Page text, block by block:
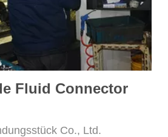
Fluid Connector
Co., Ltd.